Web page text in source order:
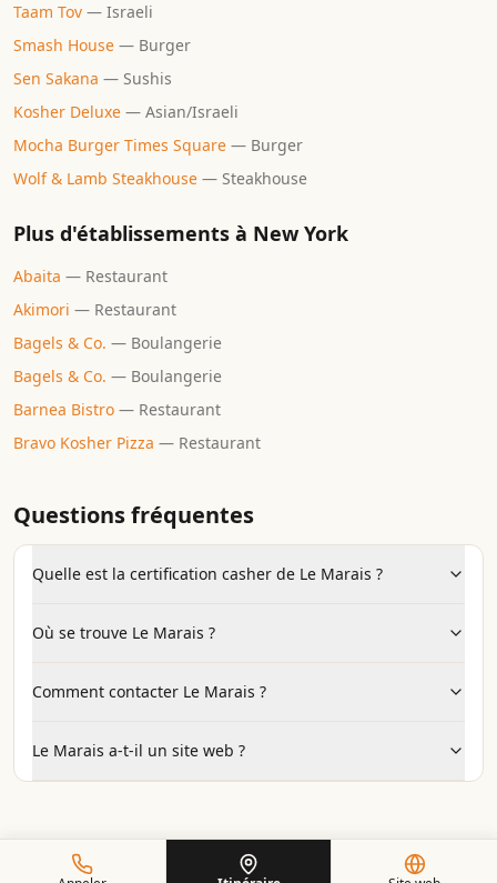
Taam Tov — Israeli
Smash House — Burger
Sen Sakana — Sushis
Kosher Deluxe — Asian/Israeli
Mocha Burger Times Square — Burger
Wolf & Lamb Steakhouse — Steakhouse
Plus d'établissements à New York
Abaita — Restaurant
Akimori — Restaurant
Bagels & Co. — Boulangerie
Bagels & Co. — Boulangerie
Barnea Bistro — Restaurant
Bravo Kosher Pizza — Restaurant
Questions fréquentes
Quelle est la certification casher de Le Marais ?
Où se trouve Le Marais ?
Comment contacter Le Marais ?
Le Marais a-t-il un site web ?